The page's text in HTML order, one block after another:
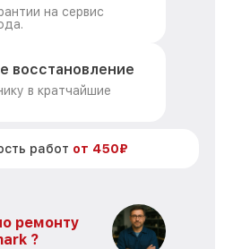
на сервис
восстановление
в кратчайшие
работ от 450₽
ремонту
?